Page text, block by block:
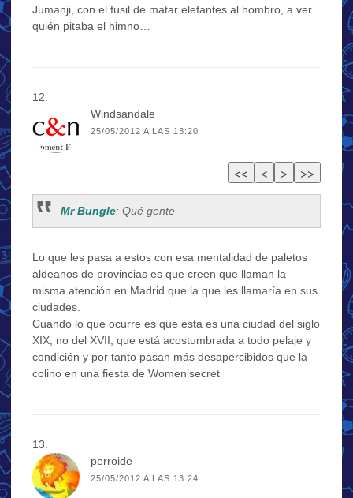
Jumanji, con el fusil de matar elefantes al hombro, a ver
quién pitaba el himno…
Windsandale
25/05/2012 A LAS 13:20
Mr Bungle: Qué gente
Lo que les pasa a estos con esa mentalidad de paletos
aldeanos de provincias es que creen que llaman la
misma atención en Madrid que la que les llamaría en sus
ciudades.
Cuando lo que ocurre es que esta es una ciudad del siglo
XIX, no del XVII, que está acostumbrada a todo pelaje y
condición y por tanto pasan más desapercibidos que la
colino en una fiesta de Women’secret
perroide
25/05/2012 A LAS 13:24